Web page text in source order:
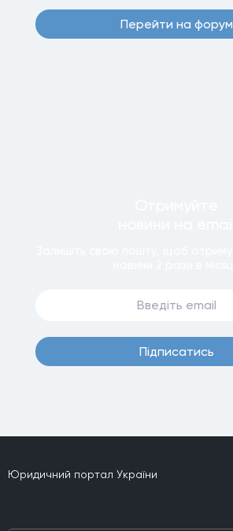
Перейти на форум
Пiдписатись
Юридичний портал України